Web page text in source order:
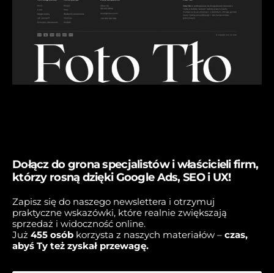
Dołącz do grona specjalistów i właścicieli firm,
którzy rosną dzięki Google Ads, SEO i UX!
Zapisz się do naszego newslettera i otrzymuj
praktyczne wskazówki, które realnie zwiększają
sprzedaż i widoczność online.
Już 455 osób korzysta z naszych materiałów – czas,
abyś Ty też zyskał przewagę.